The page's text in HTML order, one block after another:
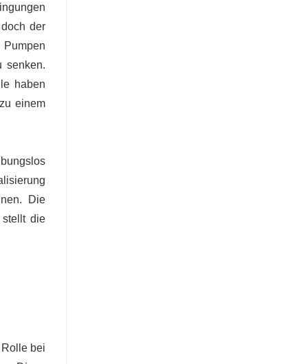
der
senken.
haben
einem
Die
stellt die
bei